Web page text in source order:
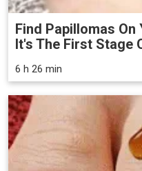
Find Papillomas
It's The First Stage
6 h 26 min